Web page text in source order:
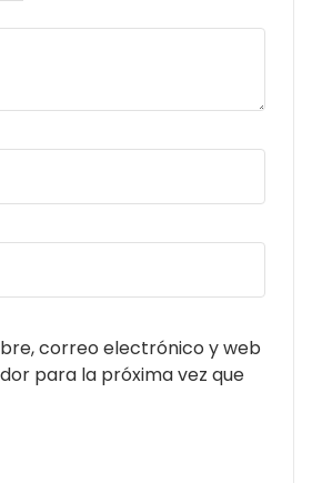
correo electrónico y web
para la próxima vez que